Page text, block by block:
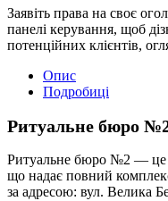
Заявіть права на своє
панелі керування, щоб
потенційних клієнтів,
Опис
Подробиці
Ритуальне бюро
Ритуальне бюро №2 — це
що надає повний
за адресою: вул. Велика